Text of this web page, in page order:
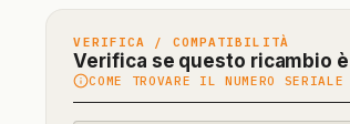
VERIFICA / COMPATIBILITÀ
Verifica se questo ricambio
COME TROVARE IL NUMERO SERIALE